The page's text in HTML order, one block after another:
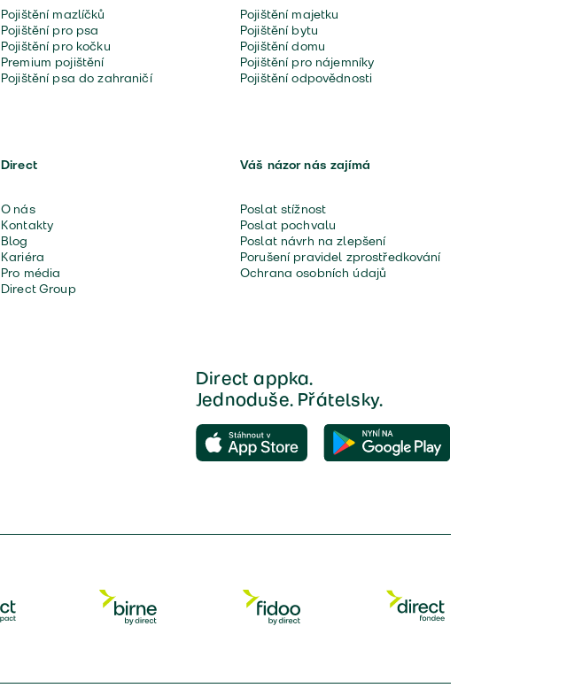
Pojištění mazlíčků
Pojištění pro psa
Pojištění pro kočku
Premium pojištění
Pojištění psa do zahraničí
Pojištění majetku
Pojištění bytu
Pojištění domu
Pojištění pro nájemníky
Pojištění odpovědnosti
Direct
O nás
Kontakty
Blog
Kariéra
Pro média
Direct Group
Váš názor nás zajímá
Poslat stížnost
Poslat pochvalu
Poslat návrh na zlepšení
Porušení pravidel zprostředkování
Ochrana osobních údajů
Direct appka.
Jednoduše. Přátelsky.